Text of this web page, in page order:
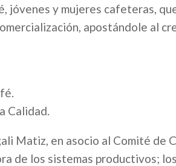
jóvenes y mujeres cafeteras,
apostándole al
Calidad.
Matiz, en asocio al Comité de
de los sistemas productivos;